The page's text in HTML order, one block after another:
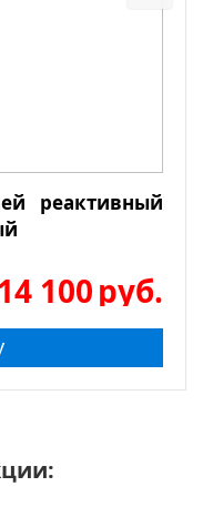
реактивный
100руб.